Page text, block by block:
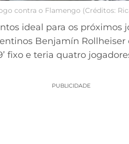
contra o Flamengo (Créditos:
ideal para os
Benjamín Rollheiser
fixo e teria quatro
PUBLICIDADE